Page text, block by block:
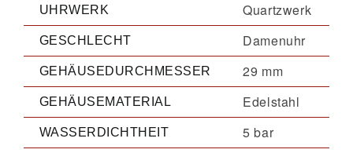
UHRWERK Quartzwerk
GESCHLECHT Damenuhr
GEHÄUSEDURCHMESSER 29 mm
GEHÄUSEMATERIAL Edelstahl
WASSERDICHTHEIT 5 bar